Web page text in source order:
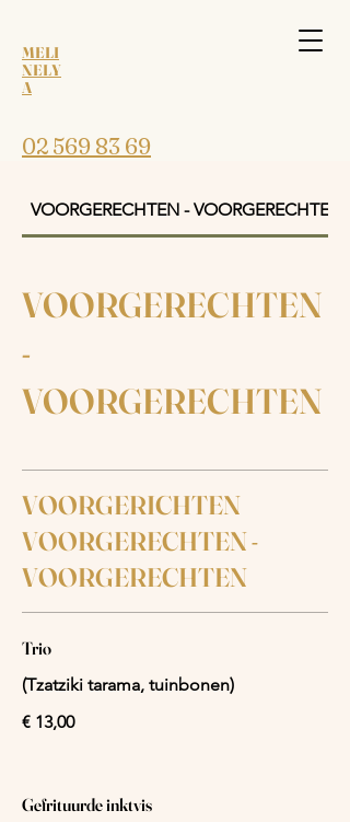
MELI
NELY
A
02 569 83 69
VOORGERECHTEN - VOORGERECHTEN
VOORGERECHTEN
-
VOORGERECHTEN
VOORGERICHTEN
VOORGERECHTEN -
VOORGERECHTEN
Trio
(Tzatziki tarama, tuinbonen)
€ 13,00
Gefrituurde inktvis